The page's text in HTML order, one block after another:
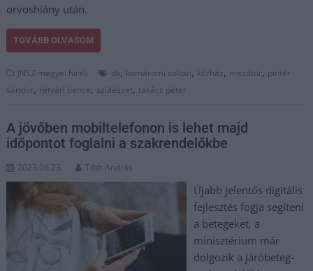
orvoshiány után.
TOVÁBB OLVASOM
JNSZ megyei hírek dk, komáromi zoltán, kórház, mezőtúr, pintér
sándor, rétvári bence, szülészet, takács péter
A jövőben mobiltelefonon is lehet majd
időpontot foglalni a szakrendelőkbe
2023.06.23. Tóth András
Újabb jelentős digitális
fejlesztés fogja segíteni
a betegeket, a
minisztérium már
dolgozik a járóbeteg-